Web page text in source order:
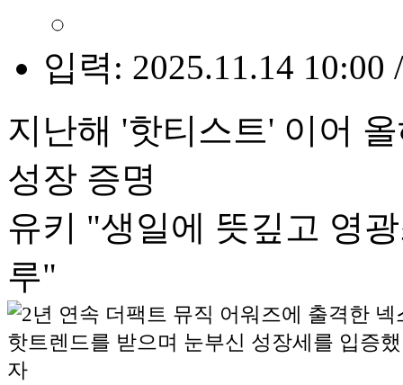
입력: 2025.11.14 10:00
지난해 '핫티스트' 이어
성장 증명
유키 "생일에 뜻깊고 영
루"